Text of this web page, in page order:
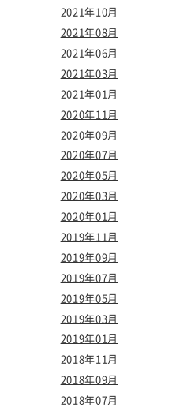
2021年10月
2021年08月
2021年06月
2021年03月
2021年01月
2020年11月
2020年09月
2020年07月
2020年05月
2020年03月
2020年01月
2019年11月
2019年09月
2019年07月
2019年05月
2019年03月
2019年01月
2018年11月
2018年09月
2018年07月